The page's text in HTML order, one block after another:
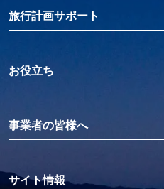
旅行計画サポート
お役立ち
事業者の皆様へ
サイト情報